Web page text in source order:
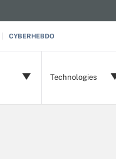
CYBERHEBDO
Technologies